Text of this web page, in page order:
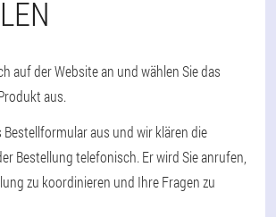
auf der Website an und wählen Sie das
aus.
Bestellformular aus und wir klären die
Bestellung telefonisch. Er wird Sie anrufen,
zu koordinieren und Ihre Fragen zu